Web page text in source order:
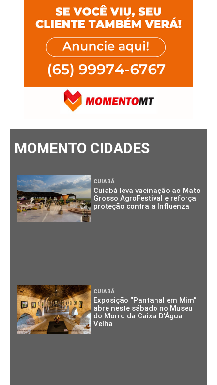
MOMENTO CIDADES
CUIABÁ
Cuiabá leva vacinação ao Mato
Grosso AgroFestival e reforça
proteção contra a Influenza
CUIABÁ
Exposição “Pantanal em Mim”
abre neste sábado no Museu
do Morro da Caixa D’Água
Velha